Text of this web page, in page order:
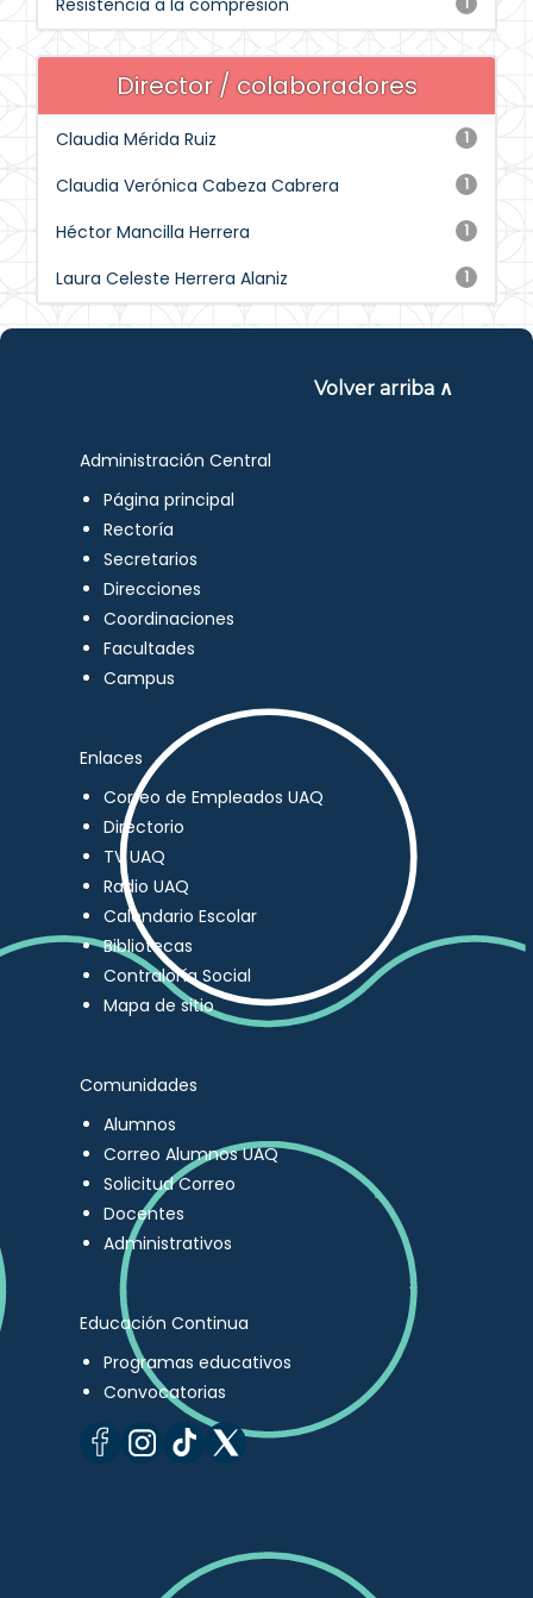
Resistencia a la compresión
Director / colaboradores
1
Claudia Mérida Ruiz
1
Claudia Verónica Cabeza Cabrera
1
Héctor Mancilla Herrera
1
Laura Celeste Herrera Alaniz
Volver arriba ∧
Administración Central
Página principal
Rectoría
Secretarios
Direcciones
Coordinaciones
Facultades
Campus
Enlaces
Correo de Empleados UAQ
Directorio
TV UAQ
Radio UAQ
Calendario Escolar
Bibliotecas
Contraloría Social
Mapa de sitio
Comunidades
Alumnos
Correo Alumnos UAQ
Solicitud Correo
Docentes
Administrativos
Educación Continua
Programas educativos
Convocatorias